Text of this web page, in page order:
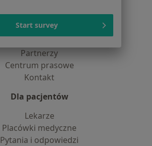
Dostępność
O nas
Partnerzy
Centrum prasowe
Kontakt
Dla pacjentów
Lekarze
Placówki medyczne
Pytania i odpowiedzi
Start survey